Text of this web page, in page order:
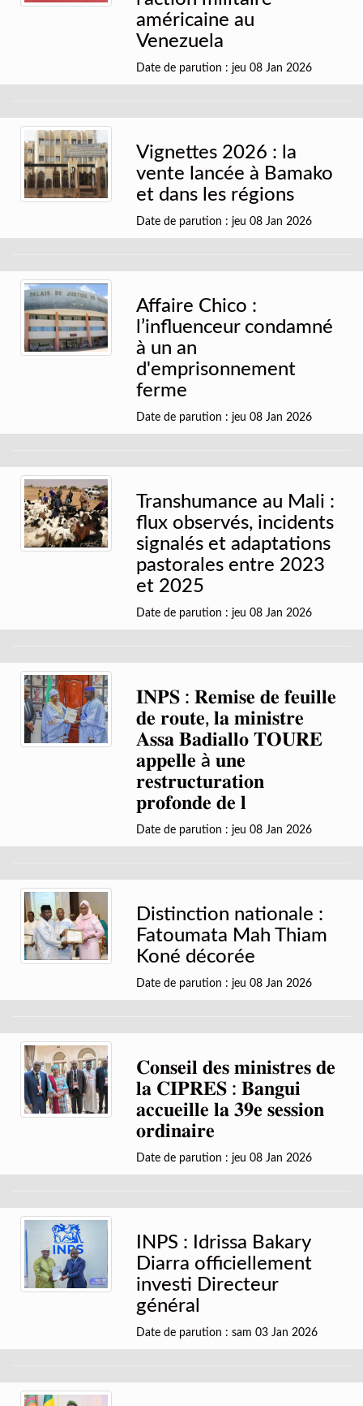
américaine au
Venezuela
Date de parution : jeu 08 Jan 2026
Vignettes 2026 : la
vente lancée à Bamako
et dans les régions
Date de parution : jeu 08 Jan 2026
Affaire Chico :
l’influenceur condamné
à un an
d'emprisonnement
ferme
Date de parution : jeu 08 Jan 2026
Transhumance au Mali :
flux observés, incidents
signalés et adaptations
pastorales entre 2023
et 2025
Date de parution : jeu 08 Jan 2026
𝐈𝐍𝐏𝐒 : 𝐑𝐞𝐦𝐢𝐬𝐞 𝐝𝐞 𝐟𝐞𝐮𝐢𝐥𝐥𝐞
𝐝𝐞 𝐫𝐨𝐮𝐭𝐞, 𝐥𝐚 𝐦𝐢𝐧𝐢𝐬𝐭𝐫𝐞
𝐀𝐬𝐬𝐚 𝐁𝐚𝐝𝐢𝐚𝐥𝐥𝐨 𝐓𝐎𝐔𝐑𝐄
𝐚𝐩𝐩𝐞𝐥𝐥𝐞 à 𝐮𝐧𝐞
𝐫𝐞𝐬𝐭𝐫𝐮𝐜𝐭𝐮𝐫𝐚𝐭𝐢𝐨𝐧
𝐩𝐫𝐨𝐟𝐨𝐧𝐝𝐞 𝐝𝐞 𝐥
Date de parution : jeu 08 Jan 2026
Distinction nationale :
Fatoumata Mah Thiam
Koné décorée
Date de parution : jeu 08 Jan 2026
𝐂𝐨𝐧𝐬𝐞𝐢𝐥 𝐝𝐞𝐬 𝐦𝐢𝐧𝐢𝐬𝐭𝐫𝐞𝐬 𝐝𝐞
𝐥𝐚 𝐂𝐈𝐏𝐑𝐄𝐒 : 𝐁𝐚𝐧𝐠𝐮𝐢
𝐚𝐜𝐜𝐮𝐞𝐢𝐥𝐥𝐞 𝐥𝐚 𝟑𝟗𝐞 𝐬𝐞𝐬𝐬𝐢𝐨𝐧
𝐨𝐫𝐝𝐢𝐧𝐚𝐢𝐫𝐞
Date de parution : jeu 08 Jan 2026
INPS : Idrissa Bakary
Diarra officiellement
investi Directeur
général
Date de parution : sam 03 Jan 2026